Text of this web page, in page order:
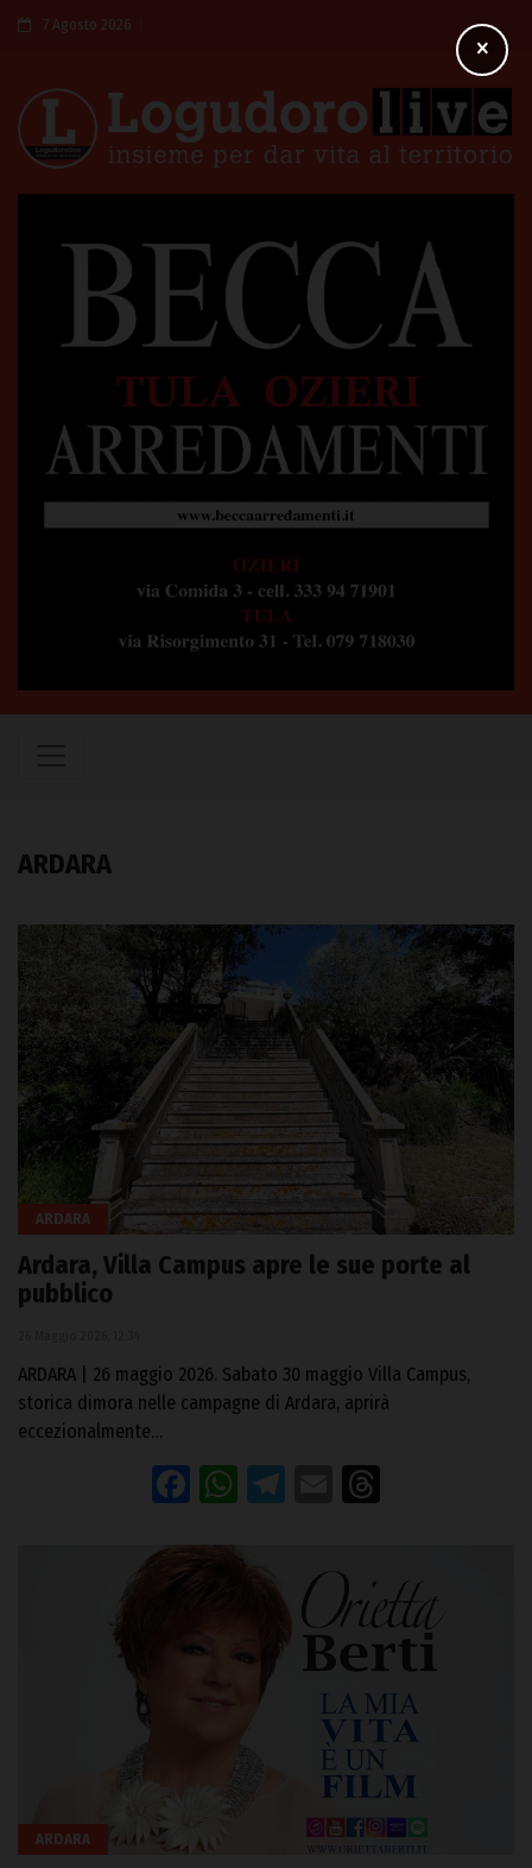
7 Agosto 2026
ARDARA
ARDARA
Ardara, Villa Campus apre le sue porte al
pubblico
ARDARA | 26 maggio 2026. Sabato 30 maggio Villa Campus,
storica dimora nelle campagne di Ardara, aprirà
eccezionalmente…
Facebook
WhatsApp
Telegram
Email
ARDARA
×